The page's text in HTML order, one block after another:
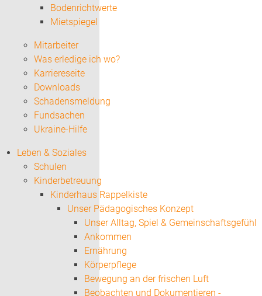
Bodenrichtwerte
Mietspiegel
Mitarbeiter
Was erledige ich wo?
Karriereseite
Downloads
Schadensmeldung
Fundsachen
Ukraine-Hilfe
Leben & Soziales
Schulen
Kinderbetreuung
Kinderhaus Rappelkiste
Unser Pädagogisches Konzept
Unser Alltag, Spiel & Gemeinschaftsgefühl
Ankommen
Ernährung
Körperpflege
Bewegung an der frischen Luft
Beobachten und Dokumentieren -